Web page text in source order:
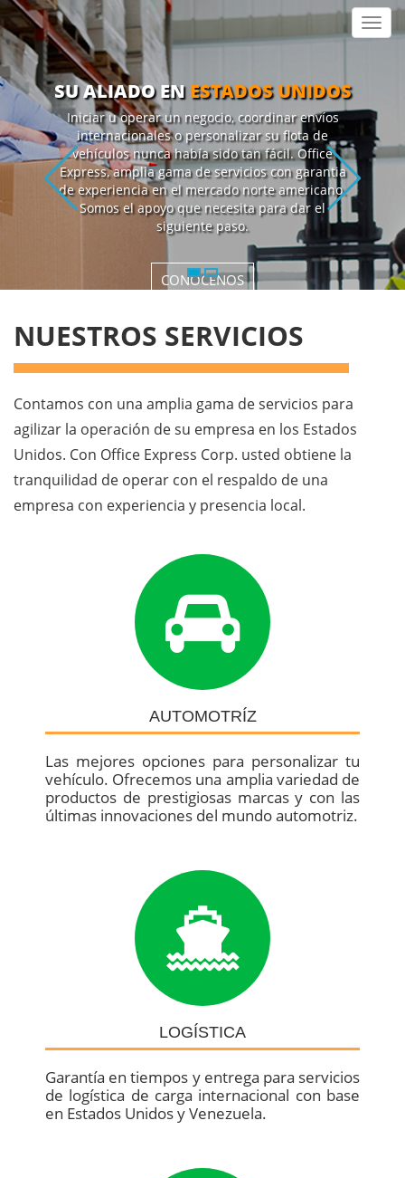
SU ALIADO ENESTADOS UNIDOS
Iniciar u operar un negocio, coordinar envíos
internacionales o personalizar su flota de
vehículos nunca había sido tan fácil. Office
Express, amplia gama de servicios con garantia
de experiencia en el mercado norte americano.
Somos el apoyo que necesita para dar el
siguiente paso.
CONÓCENOS
NUESTROS SERVICIOS
Contamos con una amplia gama de servicios para
agilizar la operación de su empresa en los Estados
Unidos. Con Office Express Corp. usted obtiene la
tranquilidad de operar con el respaldo de una
empresa con experiencia y presencia local.
AUTOMOTRÍZ
Las mejores opciones para personalizar tu
vehículo. Ofrecemos una amplia variedad de
productos de prestigiosas marcas y con las
últimas innovaciones del mundo automotriz.
LOGÍSTICA
Garantía en tiempos y entrega para servicios
de logística de carga internacional con base
en Estados Unidos y Venezuela.